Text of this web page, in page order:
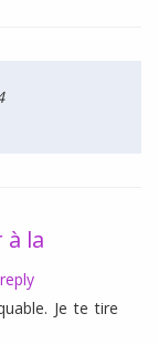
à la
reply
Je te tire